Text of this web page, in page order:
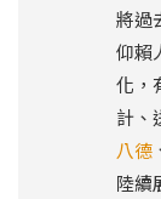
將過
仰賴
化，
計、
八德
陸續